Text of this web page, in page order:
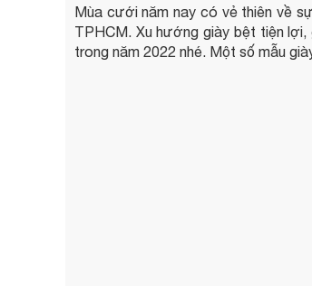
Mùa cưới năm nay có vẻ thiên về
TPHCM. Xu hướng giày bệt tiện
trong năm 2022 nhé. Một số mẫu